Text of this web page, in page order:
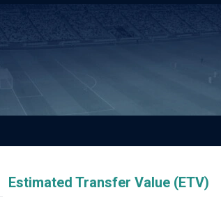
Estimated Transfer Value (ETV)